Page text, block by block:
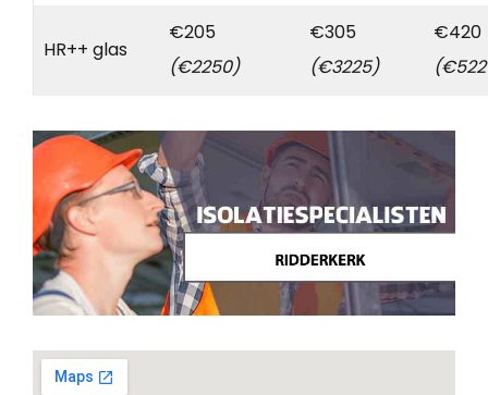
HR++ glas
€205
(€2250)
€305
(€3225)
€420